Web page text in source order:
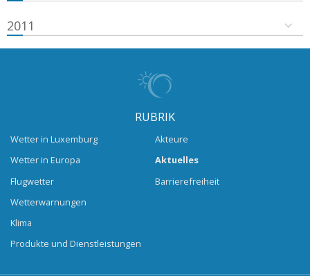
2011
RUBRIK
Wetter in Luxemburg
Wetter in Europa
Flugwetter
Wetterwarnungen
Klima
Produkte und Dienstleistungen
Akteure
Aktuelles
Barrierefreiheit